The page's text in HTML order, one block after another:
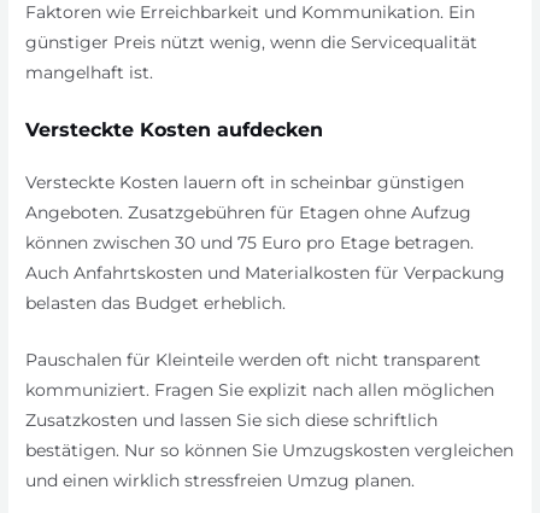
Faktoren wie Erreichbarkeit und Kommunikation. Ein
günstiger Preis nützt wenig, wenn die Servicequalität
mangelhaft ist.
Versteckte Kosten aufdecken
Versteckte Kosten lauern oft in scheinbar günstigen
Angeboten. Zusatzgebühren für Etagen ohne Aufzug
können zwischen 30 und 75 Euro pro Etage betragen.
Auch Anfahrtskosten und Materialkosten für Verpackung
belasten das Budget erheblich.
Pauschalen für Kleinteile werden oft nicht transparent
kommuniziert. Fragen Sie explizit nach allen möglichen
Zusatzkosten und lassen Sie sich diese schriftlich
bestätigen. Nur so können Sie Umzugskosten vergleichen
und einen wirklich stressfreien Umzug planen.